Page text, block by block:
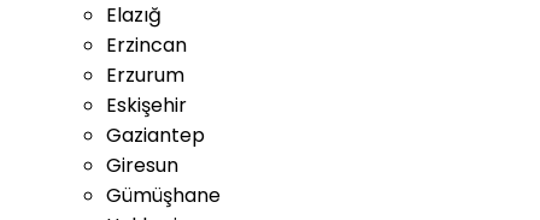
Elazığ
Erzincan
Erzurum
Eskişehir
Gaziantep
Giresun
Gümüşhane